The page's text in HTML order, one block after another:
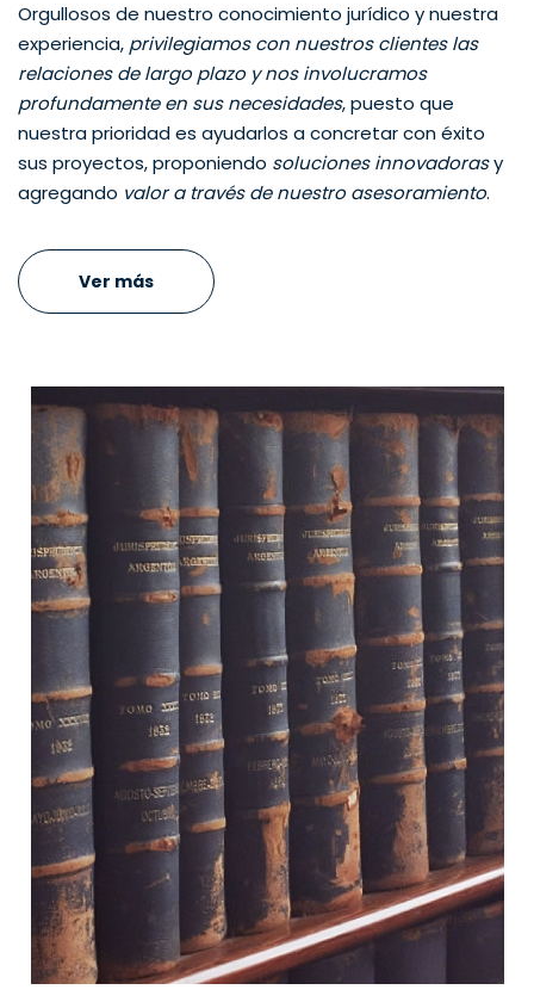
Orgullosos de nuestro conocimiento jurídico y nuestra
experiencia, privilegiamos con nuestros clientes las
relaciones de largo plazo y nos involucramos
profundamente en sus necesidades, puesto que
nuestra prioridad es ayudarlos a concretar con éxito
sus proyectos, proponiendo soluciones innovadorasy
agregando valor a través de nuestro asesoramiento.
Ver más